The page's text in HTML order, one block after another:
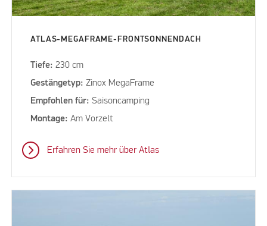
ATLAS-MEGAFRAME-FRONTSONNENDACH
Tiefe:230 cm
Gestängetyp: Zinox MegaFrame
Empfohlen für: Saisoncamping
Montage: Am Vorzelt
Erfahren Sie mehr über Atlas